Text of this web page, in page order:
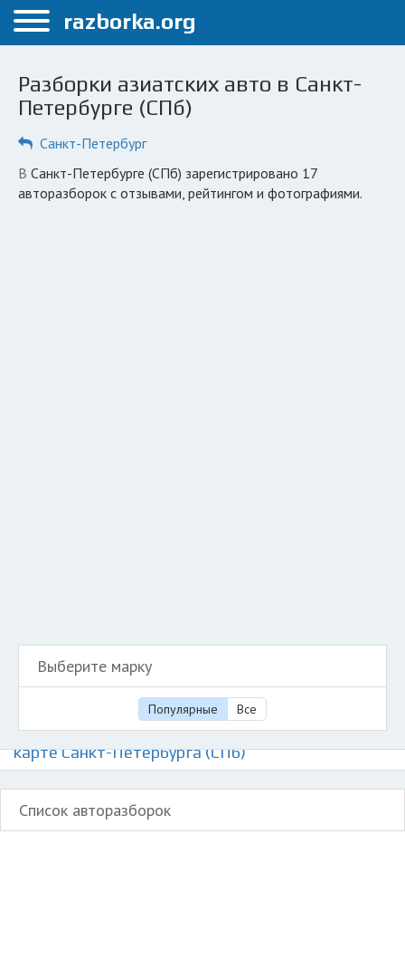
Меню
Санкт-Петербург
Каталог разборок
Автосервисы
Разборки азиатских авто в Санкт-
Петербурге (СПб)
Санкт-Петербург
в Санкт-Петербурге (СПб) зарегистрировано 17
авторазборок с отзывами, рейтингом и фотографиями.
Выберите марку
Популярные Все
Авторазборки азиатских автомобилей на
карте Санкт-Петербурга (СПб)
Список авторазборок
razborka.org